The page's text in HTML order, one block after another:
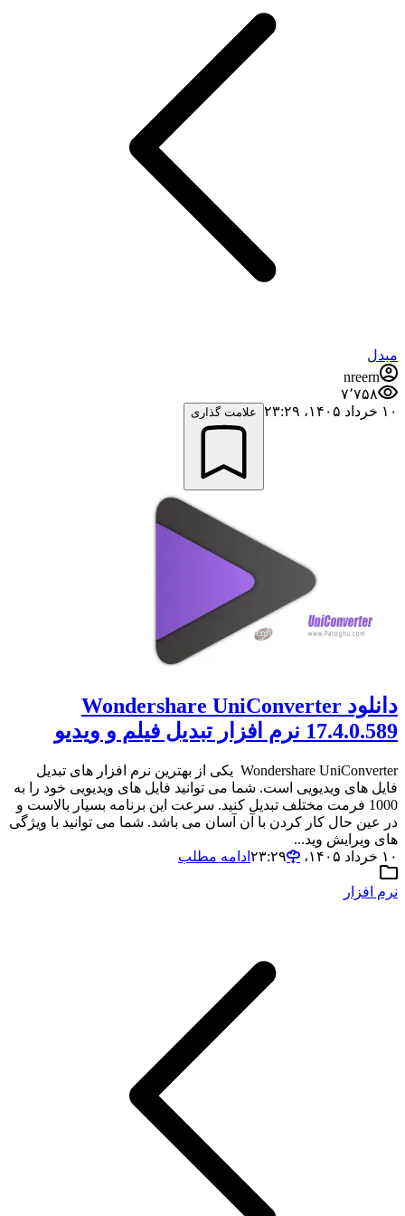
مبدل
nreern
۷٬۷۵۸
۱۰ خرداد ۱۴۰۵،‏ ۲۳:۲۹
علامت گذاری
دانلود Wondershare UniConverter
17.4.0.589 نرم افزار تبدیل فیلم و ویدیو
Wondershare UniConverter یکی از بهترین نرم افزار های تبدیل
فایل های ویدیویی است. شما می توانید فایل های ویدیویی خود را به
1000 فرمت مختلف تبدیل کنید. سرعت این برنامه بسیار بالاست و
در عین حال کار کردن با آن آسان می باشد. شما می توانید با ویژگی
های ویرایش وید...
۱۰ خرداد ۱۴۰۵،‏ ۲۳:۲۹
ادامه مطلب
نرم افزار